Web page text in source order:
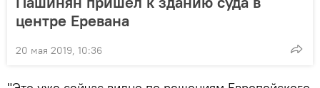
центре Еревана
20 мая 2019, 10:36